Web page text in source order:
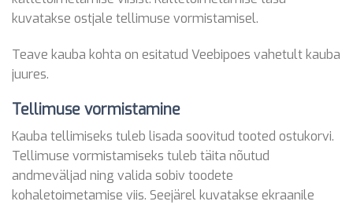
kuvatakse ostjale tellimuse vormistamisel.
Teave kauba kohta on esitatud Veebipoes vahetult kauba
juures.
Tellimuse vormistamine
Kauba tellimiseks tuleb lisada soovitud tooted ostukorvi.
Tellimuse vormistamiseks tuleb täita nõutud
andmeväljad ning valida sobiv toodete
kohaletoimetamise viis. Seejärel kuvatakse ekraanile